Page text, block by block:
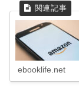
ebooklife.net